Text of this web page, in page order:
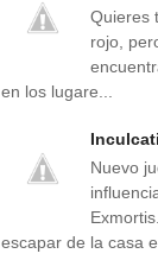
Quieres
rojo,
en los lugare...
Nuevo
escapar de la casa